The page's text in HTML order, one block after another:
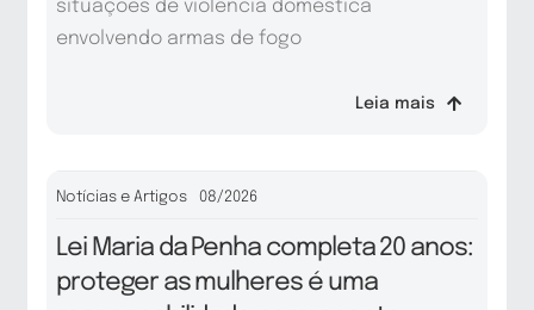
situações de violência doméstica
envolvendo armas de fogo
Leia mais
Notícias e Artigos 08/2026
Lei Maria da Penha completa 20 anos:
proteger as mulheres é uma